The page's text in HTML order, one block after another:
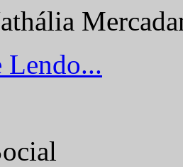
Lendo...